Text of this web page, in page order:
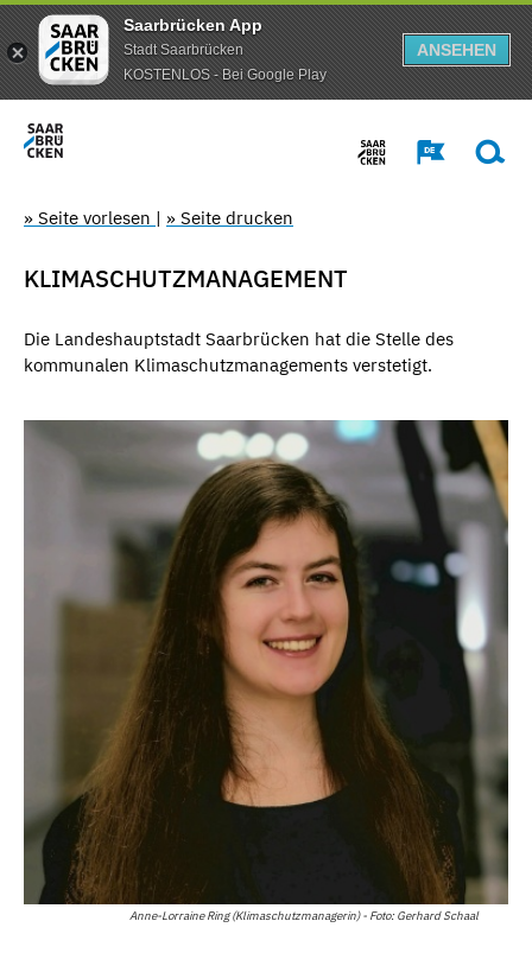
Saarbrücken App
Stadt Saarbrücken
KOSTENLOS - Bei Google Play
ANSEHEN
» Seite vorlesen | » Seite drucken
KLIMASCHUTZMANAGEMENT
Die Landeshauptstadt Saarbrücken hat die Stelle des
kommunalen Klimaschutzmanagements verstetigt.
Anne-Lorraine Ring (Klimaschutzmanagerin) - Foto: Gerhard Schaal